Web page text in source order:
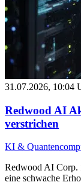
31.07.2026, 10:04
Redwood AI
verstrichen
KI &
Redwood AI Corp.
eine schwache